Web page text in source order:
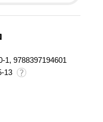
1, 9788397194601
13